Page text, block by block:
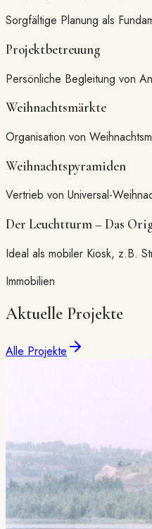
Sorgfältige Planung als
Projektbetreuung
Persönliche Begleitung von
Weihnachtsmärkte
Organisation von
Weihnachtspyramiden
Vertrieb von Universal-
Der Leuchtturm – Das
Ideal als mobiler Kiosk, z.B.
Immobilien
Aktuelle Projekte
Alle Projekte